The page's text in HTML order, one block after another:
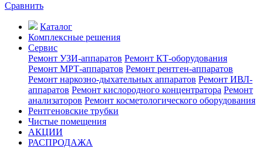
Сравнить
Каталог
Комплексные решения
Сервис
Ремонт УЗИ-аппаратов Ремонт КТ-оборудования
Ремонт МРТ-аппаратов Ремонт рентген-аппаратов
Ремонт наркозно-дыхательных аппаратов Ремонт ИВЛ-
аппаратов Ремонт кислородного концентратора Ремонт
анализаторов Ремонт косметологического оборудования
Рентгеновские трубки
Чистые помещения
АКЦИИ
РАСПРОДАЖА